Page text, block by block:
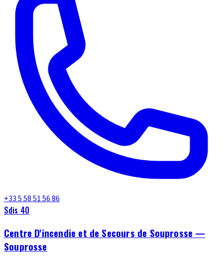
+33 5 58 51 56 86
Sdis 40
Centre D'incendie et de Secours de Souprosse —
Souprosse